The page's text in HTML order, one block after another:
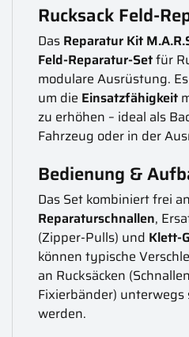
Rucksack Feld-
Das Reparatur Kit
Feld-Reparatur-Setfür
modulare Ausrüstung.
um die Einsatzfähigkeit
zu erhöhen – ideal als
Fahrzeug oder in der
Bedienung &
Das Set kombiniert frei
Reparaturschnallen,
(Zipper-Pulls) und Klett-
können typische
an Rucksäcken
Fixierbänder) unterwegs
werden.